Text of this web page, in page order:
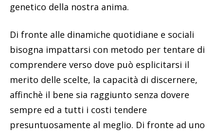
genetico della nostra anima.
Di fronte alle dinamiche quotidiane e sociali
bisogna impattarsi con metodo per tentare di
comprendere verso dove può esplicitarsi il
merito delle scelte, la capacità di discernere,
affinchè il bene sia raggiunto senza dovere
sempre ed a tutti i costi tendere
presuntuosamente al meglio. Di fronte ad uno